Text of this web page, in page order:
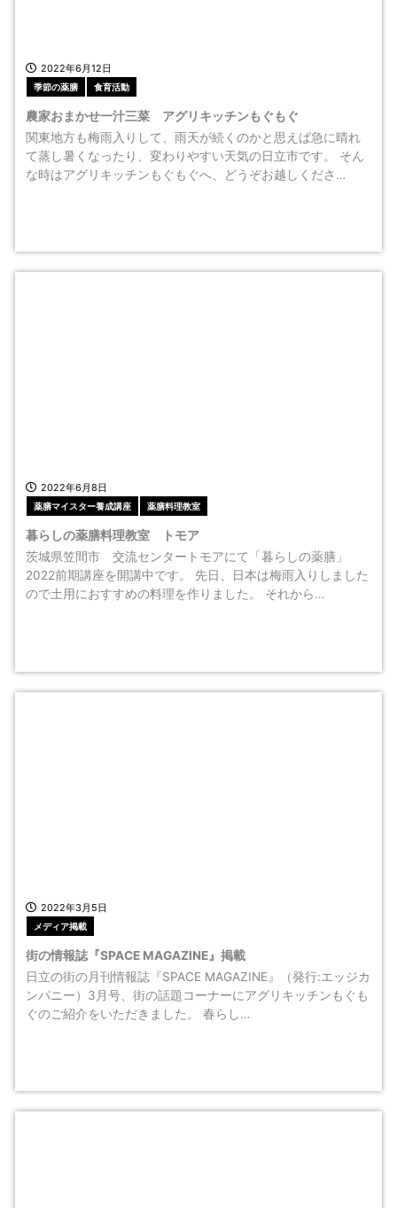
2022年6月12日
季節の薬膳 食育活動
農家おまかせ一汁三菜 アグリキッチンもぐもぐ
関東地方も梅雨入りして、雨天が続くのかと思えば急に晴れ
て蒸し暑くなったり、変わりやすい天気の日立市です。 そん
な時はアグリキッチンもぐもぐへ、どうぞお越しくださ…
2022年6月8日
薬膳マイスター養成講座 薬膳料理教室
暮らしの薬膳料理教室 トモア
茨城県笠間市 交流センタートモアにて「暮らしの薬膳」
2022前期講座を開講中です。 先日、日本は梅雨入りしました
ので土用におすすめの料理を作りました。 それから…
2022年3月5日
メディア掲載
街の情報誌『SPACE MAGAZINE』掲載
日立の街の月刊情報誌『SPACE MAGAZINE』（発行:エッジカ
ンパニー）3月号、街の話題コーナーにアグリキッチンもぐも
ぐのご紹介をいただきました。 春らし…